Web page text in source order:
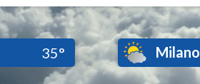
35° Milano